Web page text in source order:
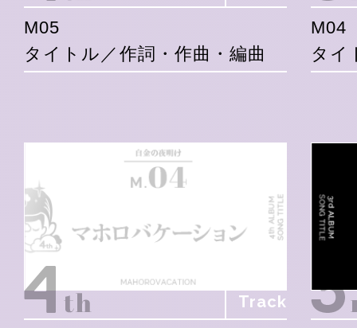
M05
タイトル／作詞・作曲・編曲
M04
タイ
Track